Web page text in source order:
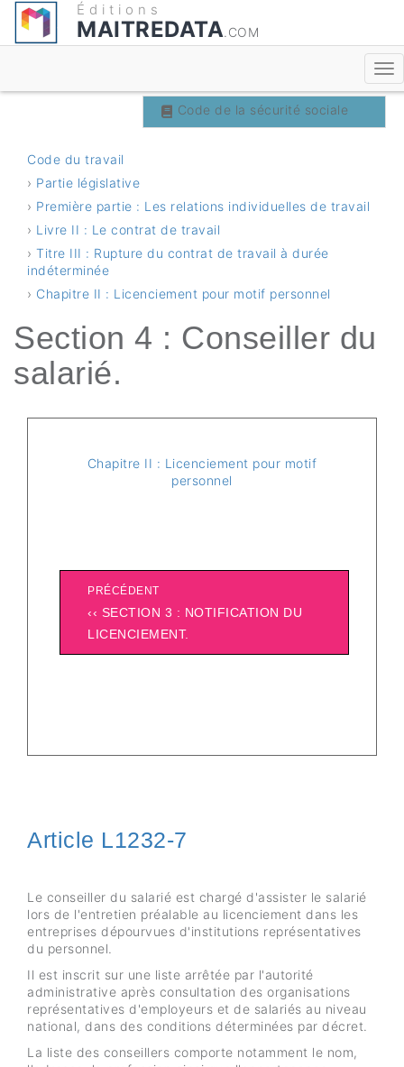
Éditions
MAITREDATA.COM
Code de la sécurité sociale
Code du travail
› Partie législative
› Première partie : Les relations individuelles de travail
› Livre II : Le contrat de travail
› Titre III : Rupture du contrat de travail à durée
indéterminée
› Chapitre II : Licenciement pour motif personnel
Section 4 : Conseiller du
salarié.
Chapitre II : Licenciement pour motif
personnel
PRÉCÉDENT
‹‹ SECTION 3 : NOTIFICATION DU
LICENCIEMENT.
Article L1232-7
Le conseiller du salarié est chargé d'assister le salarié
lors de l'entretien préalable au licenciement dans les
entreprises dépourvues d'institutions représentatives
du personnel.
Il est inscrit sur une liste arrêtée par l'autorité
administrative après consultation des organisations
représentatives d'employeurs et de salariés au niveau
national, dans des conditions déterminées par décret.
La liste des conseillers comporte notamment le nom,